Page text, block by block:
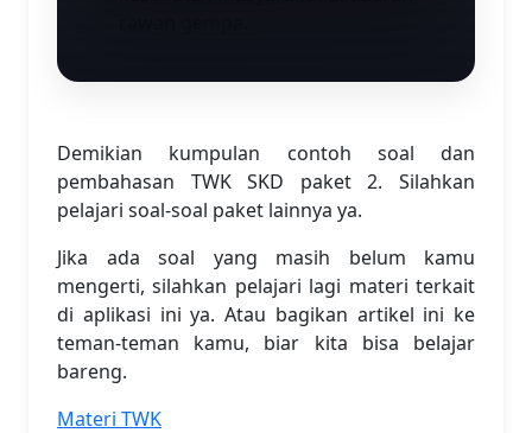
Demikian kumpulan contoh soal dan
pembahasan TWK SKD paket 2. Silahkan
pelajari soal-soal paket lainnya ya.
Jika ada soal yang masih belum kamu
mengerti, silahkan pelajari lagi materi terkait
di aplikasi ini ya. Atau bagikan artikel ini ke
teman-teman kamu, biar kita bisa belajar
bareng.
Materi TWK